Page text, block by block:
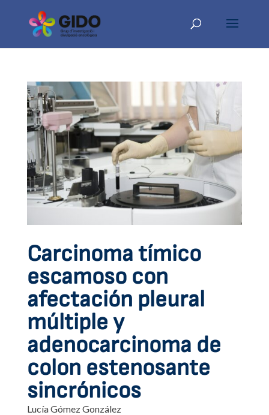
Carcinoma tímico
escamoso con
afectación pleural
múltiple y
adenocarcinoma de
colon estenosante
sincrónicos
Lucía Gómez González